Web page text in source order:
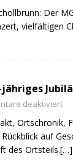
Der
vielfältigen
deaktiviert
Ortschronik,
auf
des Ortsteils.[…]